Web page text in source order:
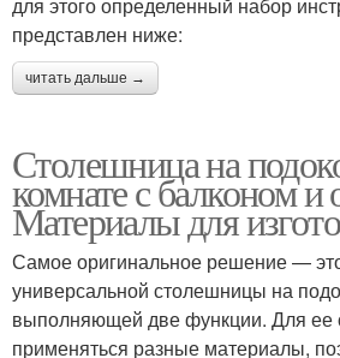
представлен ниже:
читать дальше →
Столешница на
комнате с балконом и
Материалы для
Самое оригинальное решение —
универсальной столешницы на
выполняющей две функции. Для ее
применяться разные материалы,